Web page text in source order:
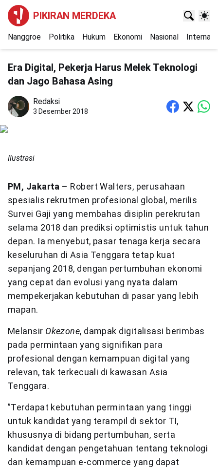
PIKIRAN MERDEKA
Nanggroe Politika Hukum Ekonomi Nasional
Era Digital, Pekerja Harus Melek Teknologi
dan Jago Bahasa Asing
Redaksi
3 Desember 2018
Ilustrasi
PM, Jakarta – Robert Walters, perusahaan
spesialis rekrutmen profesional global, merilis
Survei Gaji yang membahas disiplin perekrutan
selama 2018 dan prediksi optimistis untuk tahun
depan. Ia menyebut, pasar tenaga kerja secara
keseluruhan di Asia Tenggara tetap kuat
sepanjang 2018, dengan pertumbuhan ekonomi
yang cepat dan evolusi yang nyata dalam
mempekerjakan kebutuhan di pasar yang lebih
mapan.
Melansir Okezone, dampak digitalisasi berimbas
pada permintaan yang signifikan para
profesional dengan kemampuan digital yang
relevan, tak terkecuali di kawasan Asia
Tenggara.
”Terdapat kebutuhan permintaan yang tinggi
untuk kandidat yang terampil di sektor TI,
khususnya di bidang pertumbuhan, serta
kandidat dengan pengetahuan tentang teknologi
dan kemampuan e-commerce yang dapat